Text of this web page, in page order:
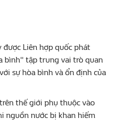
Liên hợp quốc phát
bình" tập trung vai trò quan
sự hòa bình và ổn định của
thế giới phụ thuộc vào
nguồn nước bị khan hiếm